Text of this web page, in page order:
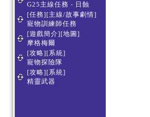
G25主線任務 - 日蝕
[任務][主線/故事劇情]
寵物訓練師任務
[遊戲簡介][地圖]
摩格梅爾
[攻略][系統]
寵物探險隊
[攻略][系統]
精靈武器